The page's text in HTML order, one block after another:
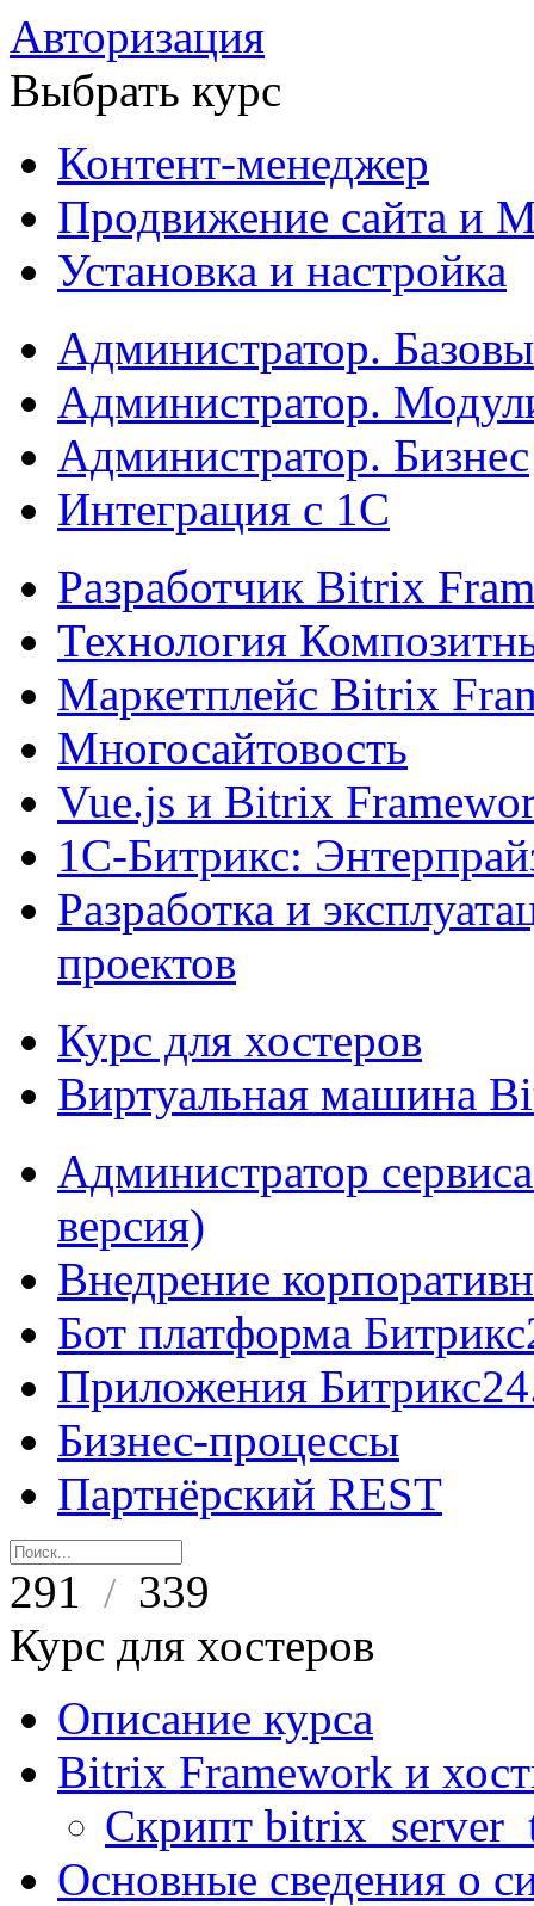
Авторизация
Выбрать курс
Контент-менеджер
Продвижение сайта и
Установка и настройка
Администратор.
Администратор.
Администратор. Бизнес
Интеграция с 1С
Разработчик Bitrix
Технология
Маркетплейс Bitrix
Многосайтовость
Vue.js и Bitrix
1С-Битрикс:
Разработка и
проектов
Курс для хостеров
Виртуальная машина
Администратор
версия)
Внедрение
Бот платформа
Приложения
Бизнес-процессы
Партнёрский REST
291 / 339
Курс для хостеров
Описание курса
Bitrix Framework и
Скрипт
Основные сведения о